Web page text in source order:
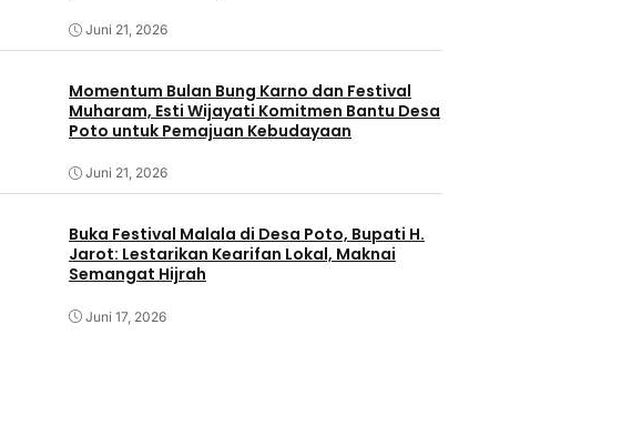
Juni 21, 2026
Momentum Bulan Bung Karno dan Festival
Muharam, Esti Wijayati Komitmen Bantu Desa
Poto untuk Pemajuan Kebudayaan
Juni 21, 2026
Buka Festival Malala di Desa Poto, Bupati H.
Jarot: Lestarikan Kearifan Lokal, Maknai
Semangat Hijrah
Juni 17, 2026